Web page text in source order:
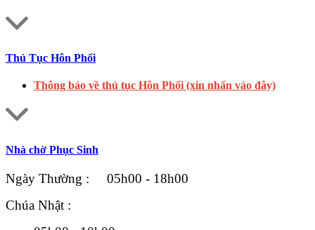
Thủ Tục Hôn Phối
Thông báo về thủ tục Hôn Phối (xin nhấn vào đây)
Nhà chờ Phục Sinh
Ngày Thường : 05h00 - 18h00
Chúa Nhật :